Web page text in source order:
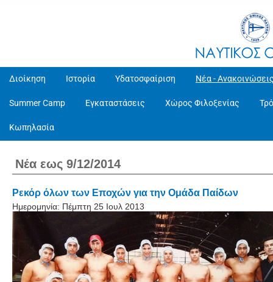
Διοίκηση Ιστορία Υδατοσφαίριση Νέα -
Summer Camp Εγκαταστάσεις Χώρος Φιλοξενίας
Κωπηλασία
Νέα εως 9/12/2014
Ρεκόρ όλων των Εποχών για την Ομάδα Παίδων
Ημερομηνία: Πέμπτη 25 Ιουλ 2013